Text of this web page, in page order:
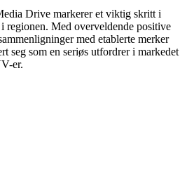
Drive markerer et viktig skritt i
regionen. Med overveldende positive
med etablerte merker
seg som en seriøs utfordrer i markedet
er.